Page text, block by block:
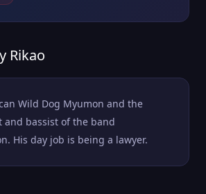
Rikao
Wild Dog Myumon and the
and bassist of the band
His day job is being a lawyer.